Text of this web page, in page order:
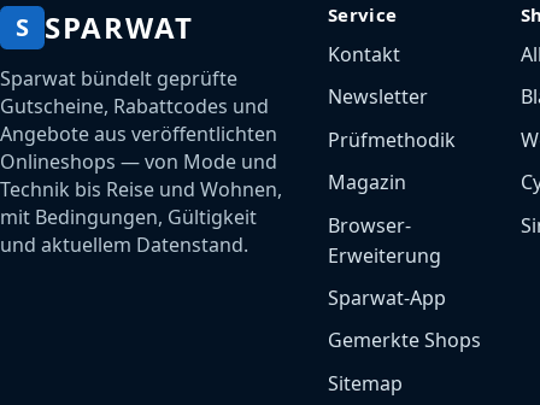
S SPARWAT
Sparwat bündelt geprüfte
Gutscheine, Rabattcodes und
Angebote aus veröffentlichten
Onlineshops — von Mode und
Technik bis Reise und Wohnen,
mit Bedingungen, Gültigkeit
und aktuellem Datenstand.
Service
Kontakt
Newsletter
Prüfmethodik
Magazin
Browser-
Erweiterung
Sparwat-App
Gemerkte Shops
Sitemap